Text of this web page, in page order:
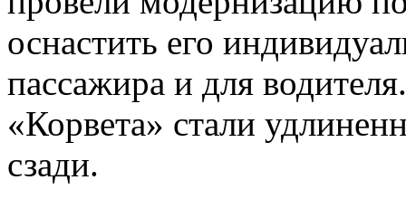
оснастить его
пассажира и для
«Корвета» стали
сзади.